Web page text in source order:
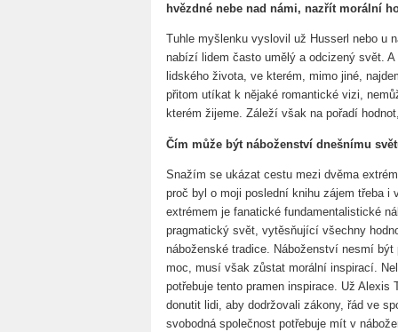
hvězdné nebe nad námi, nazřít morální
Tuhle myšlenku vyslovil už Husserl nebo u
nabízí lidem často umělý a odcizený svět.
lidského života, ve kterém, mimo jiné,
přitom utíkat k nějaké romantické vizi,
kterém žijeme. Záleží však na pořadí
Čím může být náboženství dnešnímu
Snažím se ukázat cestu mezi dvěma
proč byl o moji poslední knihu zájem třeba
extrémem je fanatické fundamentalistické
pragmatický svět, vytěsňující všechny
náboženské tradice. Náboženství nesmí
moc, musí však zůstat morální inspirací.
potřebuje tento pramen inspirace. Už
donutit lidi, aby dodržovali zákony, řád ve
svobodná společnost potřebuje mít v